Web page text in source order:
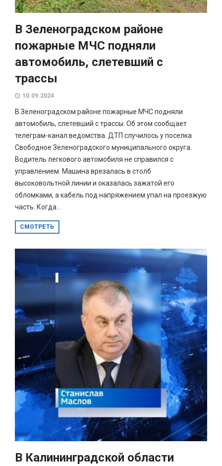
В Зеленоградском районе
пожарные МЧС подняли
автомобиль, слетевший с
трассы
10.09.2024
В Зеленоградском районе пожарные МЧС подняли
автомобиль, слетевший с трассы. Об этом сообщает
телеграм-канал ведомства. ДТП случилось у поселка
Свободное Зеленоградского муниципального округа.
Водитель легкового автомобиля не справился с
управлением. Машина врезалась в столб
высоковольтной линии и оказалась зажатой его
обломками, а кабель под напряжением упал на проезжую
часть. Когда...
СМОТРЕТЬ
В Калининградской области